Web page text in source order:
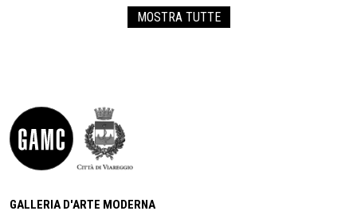
MOSTRA TUTTE
GALLERIA D'ARTE MODERNA